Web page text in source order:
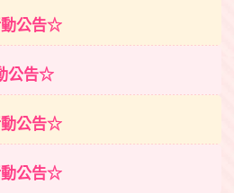
動公告☆
公告☆
動公告☆
動公告☆